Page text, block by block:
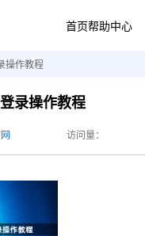
首页帮助中心
操作教程
录操作教程
访问量：